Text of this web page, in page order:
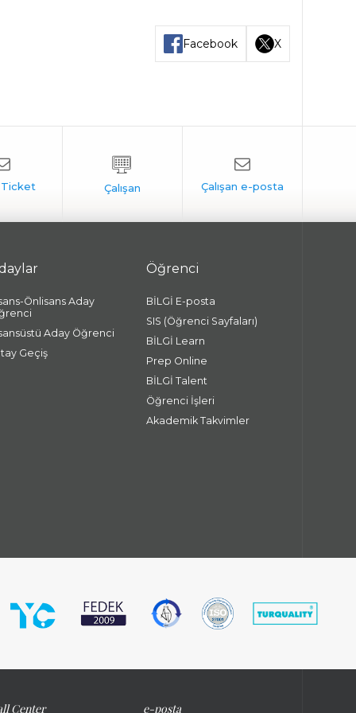
Facebook X
Önlisans Aday
Aday Öğrenci
Geçiş
Öğrenci
BİLGİ E-posta
SIS (Öğrenci Sayfaları)
BİLGİ Learn
Prep Online
BİLGİ Talent
Öğrenci İşleri
Akademik Takvimler
Center e-posta